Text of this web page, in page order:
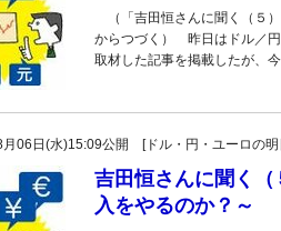
（「吉田恒さんに聞く（５
からつづく） 昨日はドル／円
取材した記事を掲載したが、
06日(水)15:09公開 [ドル・円・ユーロの明
吉田恒さんに聞く
入をやるのか？～